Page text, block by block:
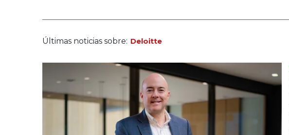
Últimas noticias sobre: Deloitte